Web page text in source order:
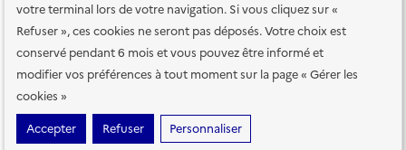
votre terminal lors de votre navigation. Si vous cliquez sur «
Refuser », ces cookies ne seront pas déposés. Votre choix est
conservé pendant 6 mois et vous pouvez être informé et
modifier vos préférences à tout moment sur la page « Gérer les
cookies »
Accepter
Refuser Personnaliser
Plan du site Accessibilité : totalement conforme
Accessibilité des
services en ligne Mentions légales Données personnelles et sécurité
Conditions générales d'utilisation Gestion des cookies
Sauf mention contraire, tous les contenus de ce site sont sous
etalab-2.0